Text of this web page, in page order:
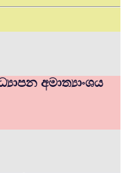
අමාත්‍යාංශය